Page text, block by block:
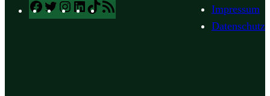
Facebook
TwitterInstagram
LinkedIn
TikTok
Impressum
Datenschutz